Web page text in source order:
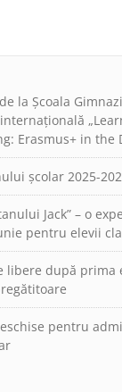
la Școala
Erasmus+ in the
școlar 2025-
Jack” – o
pentru elevii
libere după prima
pentru